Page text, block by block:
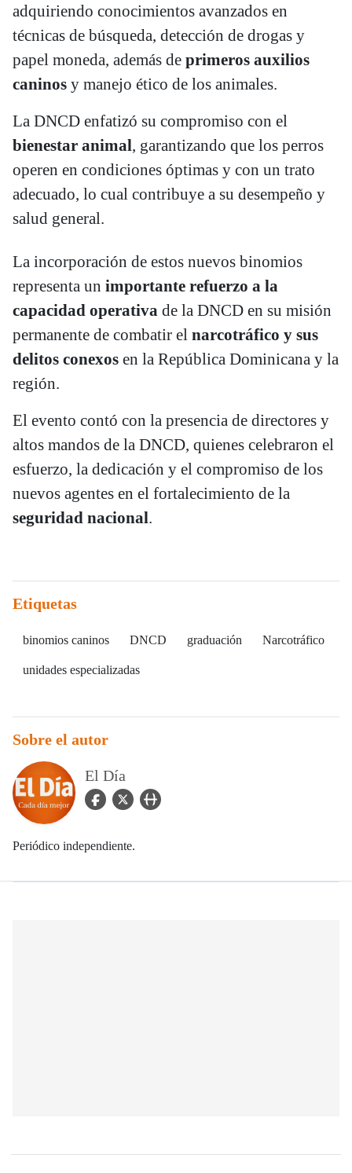
adquiriendo conocimientos avanzados en
técnicas de búsqueda, detección de drogas y
papel moneda, además de primeros auxilios
caninos y manejo ético de los animales.
La DNCD enfatizó su compromiso con el
bienestar animal, garantizando que los perros
operen en condiciones óptimas y con un trato
adecuado, lo cual contribuye a su desempeño y
salud general.
La incorporación de estos nuevos binomios
representa un importante refuerzo a la
capacidad operativa de la DNCD en su misión
permanente de combatir el narcotráfico y sus
delitos conexos en la República Dominicana y la
región.
El evento contó con la presencia de directores y
altos mandos de la DNCD, quienes celebraron el
esfuerzo, la dedicación y el compromiso de los
nuevos agentes en el fortalecimiento de la
seguridad nacional.
Etiquetas
binomios caninos DNCD graduación Narcotráfico
unidades especializadas
Sobre el autor
El Día
facebook Icon
twitter Iconuser_url Icon
Periódico independiente.